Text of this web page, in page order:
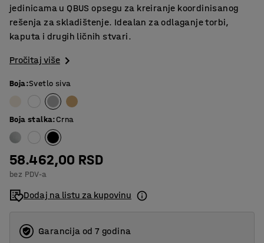
jedinicama u QBUS opsegu za kreiranje koordinisanog
rešenja za skladištenje. Idealan za odlaganje torbi,
kaputa i drugih ličnih stvari.
Pročitaj više
Boja:Svetlo siva
Boja stalka:Crna
58.462,00 RSD
bez PDV-a
Dodaj na listu za kupovinu
Garancija od 7 godina